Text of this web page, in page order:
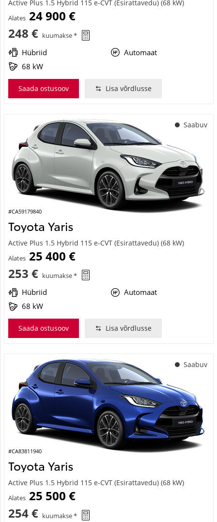
Active Plus 1.5 Hybrid 115 e-CVT (Esirattavedu) (68 kW)
Alates 24 900 €
248 € kuumakse *
Hübriid
Automaat
68 kW
Saada ostusoov Lisa võrdlusse
Saabuv
#CA59179840
Toyota Yaris
Active Plus 1.5 Hybrid 115 e-CVT (Esirattavedu) (68 kW)
Alates 25 400 €
253 € kuumakse *
Hübriid
Automaat
68 kW
Saada ostusoov Lisa võrdlusse
Saabuv
#CA83811940
Toyota Yaris
Active Plus 1.5 Hybrid 115 e-CVT (Esirattavedu) (68 kW)
Alates 25 500 €
254 € kuumakse *